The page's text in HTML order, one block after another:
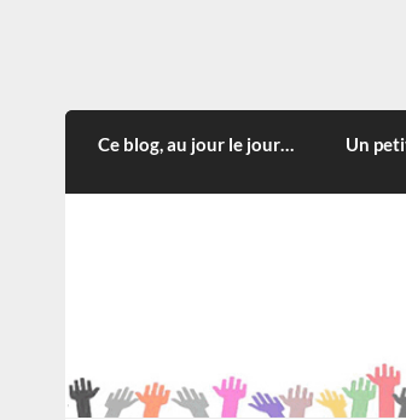
CITOYEN
Ce blog, au jour le jour… Un